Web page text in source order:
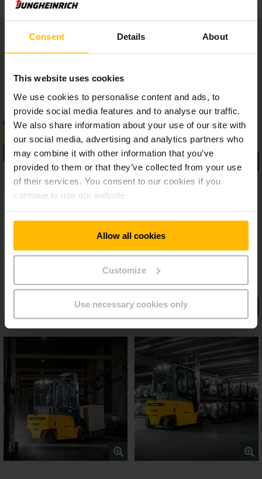
Consent Details About
This website uses cookies
We use cookies to personalise content and ads, to
provide social media features and to analyse our traffic.
We also share information about your use of our site with
our social media, advertising and analytics partners who
may combine it with other information that you’ve
provided to them or that they’ve collected from your use
of their services. You consent to our cookies if you
continue to use our website.
Allow all cookies
Customize
Use necessary cookies only
saglabājot nemainīgi augstu sniegumu. Kamēr operators var
baudīt teicamu redzamību cauri kompaktajam pacelšanas
mastam, tikmēr šaurais stūres statnis sniedz vairāk vietas
kājām, savukārt augstas izšķirtspējas krāsu displejs ļauj
strādāt brīvi un nenogurdinoši.